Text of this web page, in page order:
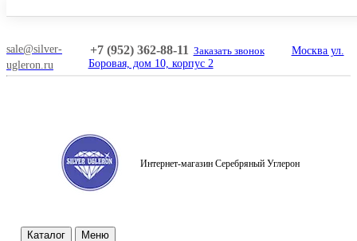
sale@silver-
ugleron.ru
+7 (952) 362-88-11 Заказать звонок
Москва ул.
Боровая, дом 10, корпус 2
Интернет-магазин Серебряный Углерон
Каталог Меню